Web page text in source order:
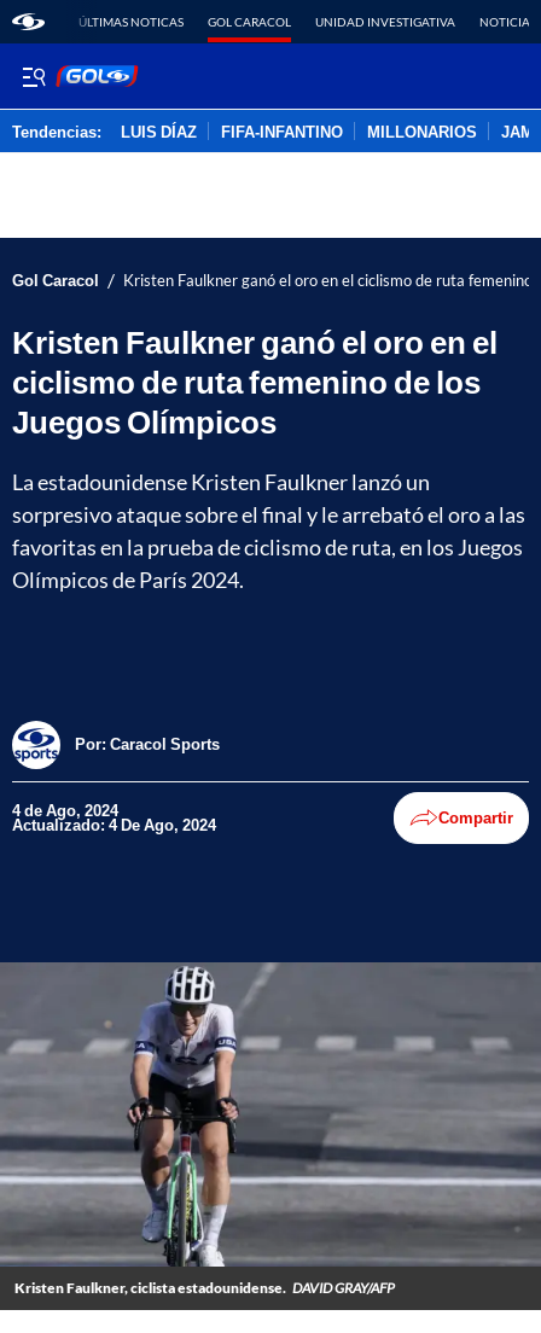
ÚLTIMAS NOTICAS GOL CARACOL UNIDAD INVESTIGATIVA NOTICIAS
Tendencias: LUIS DÍAZ FIFA-INFANTINO MILLONARIOS
Gol Caracol / Kristen Faulkner ganó el oro en el ciclismo de ruta femenino
Kristen Faulkner ganó el oro en el
ciclismo de ruta femenino de los
Juegos Olímpicos
La estadounidense Kristen Faulkner lanzó un
sorpresivo ataque sobre el final y le arrebató el oro a las
favoritas en la prueba de ciclismo de ruta, en los Juegos
Olímpicos de París 2024.
Por: Caracol Sports
4 de Ago, 2024
Actualizado: 4 De Ago, 2024 Compartir
Kristen Faulkner, ciclista estadounidense. DAVID GRAY/AFP